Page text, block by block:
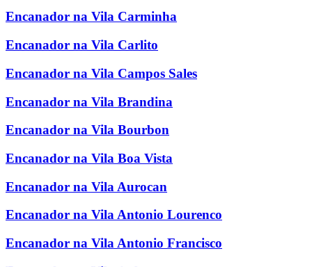
Encanador na Vila Carminha
Encanador na Vila Carlito
Encanador na Vila Campos Sales
Encanador na Vila Brandina
Encanador na Vila Bourbon
Encanador na Vila Boa Vista
Encanador na Vila Aurocan
Encanador na Vila Antonio Lourenco
Encanador na Vila Antonio Francisco